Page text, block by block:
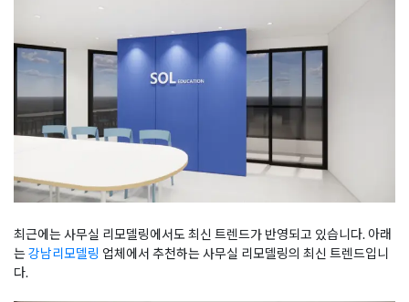
최근에는 사무실 리모델링에서도 최신 트렌드가 반영되고 있습니다. 아래
는강남리모델링 업체에서 추천하는 사무실 리모델링의 최신 트렌드입니
다.